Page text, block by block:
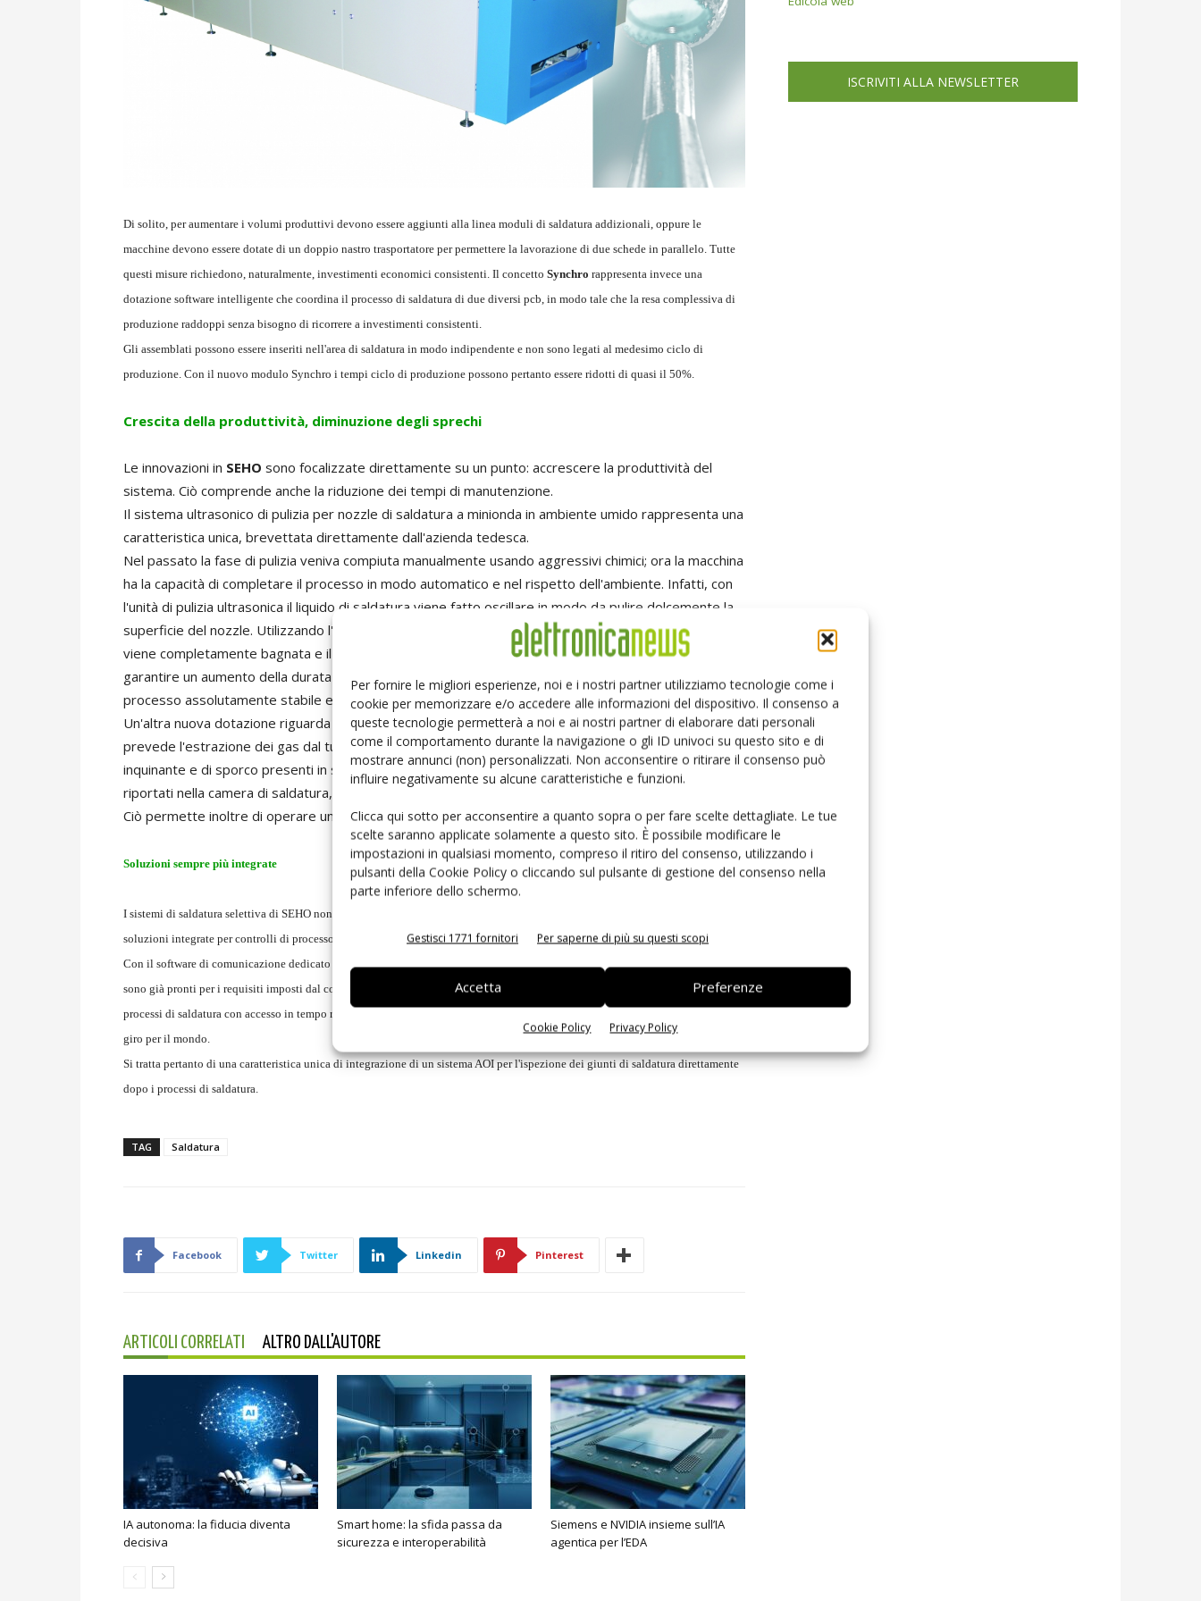
Per fornire le migliori esperienze, noi e i nostri partner utilizziamo tecnologie come i
cookie per memorizzare e/o accedere alle informazioni del dispositivo. Il consenso a
queste tecnologie permetterà a noi e ai nostri partner di elaborare dati personali
come il comportamento durante la navigazione o gli ID univoci su questo sito e di
mostrare annunci (non) personalizzati. Non acconsentire o ritirare il consenso può
influire negativamente su alcune caratteristiche e funzioni.
Clicca qui sotto per acconsentire a quanto sopra o per fare scelte dettagliate. Le tue
scelte saranno applicate solamente a questo sito. È possibile modificare le
impostazioni in qualsiasi momento, compreso il ritiro del consenso, utilizzando i
pulsanti della Cookie Policy o cliccando sul pulsante di gestione del consenso nella
parte inferiore dello schermo.
Gestisci 1771 fornitori Per saperne di più su questi scopi
Accetta Preferenze
Cookie Policy Privacy Policy
Di solito, per aumentare i volumi produttivi devono essere aggiunti alla linea moduli di saldatura addizionali, oppure le
macchine devono essere dotate di un doppio nastro trasportatore per permettere la lavorazione di due schede in parallelo. Tutte
questi misure richiedono, naturalmente, investimenti economici consistenti. Il concetto Synchro rappresenta invece una
dotazione software intelligente che coordina il processo di saldatura di due diversi pcb, in modo tale che la resa complessiva di
produzione raddoppi senza bisogno di ricorrere a investimenti consistenti.
Gli assemblati possono essere inseriti nell'area di saldatura in modo indipendente e non sono legati al medesimo ciclo di
produzione. Con il nuovo modulo Synchro i tempi ciclo di produzione possono pertanto essere ridotti di quasi il 50%.
Crescita della produttività, diminuzione degli sprechi
Le innovazioni in SEHO sono focalizzate direttamente su un punto: accrescere la produttività del
sistema. Ciò comprende anche la riduzione dei tempi di manutenzione.
Il sistema ultrasonico di pulizia per nozzle di saldatura a minionda in ambiente umido rappresenta una
caratteristica unica, brevettata direttamente dall'azienda tedesca.
Nel passato la fase di pulizia veniva compiuta manualmente usando aggressivi chimici; ora la macchina
ha la capacità di completare il processo in modo automatico e nel rispetto dell'ambiente. Infatti, con
l'unità di pulizia ultrasonica il liquido di saldatura viene fatto oscillare in modo da pulire dolcemente la
superficie del nozzle. Utilizzando l'atmosfera inerte presente nella macchina, la superficie del nozzle
viene completamente bagnata e il nozzle di saldatura viene riportato al suo stato originario. Oltre a
garantire un aumento della durata del nozzle di saldatura, tale caratteristica permette di ottenere un
processo assolutamente stabile e un significativo risparmio di tempo in termini di manutenzione.
Un'altra nuova dotazione riguarda la pulizia dei gas di lavorazione. Si tratta di un processo che
prevede l'estrazione dei gas dal tunnel di saldatura operando una condensazione delle particelle di
inquinante e di sporco presenti in sospensione. I gas, una volta liberati dalle impurità, vengono
riportati nella camera di saldatura, senza perdere con ciò alcuna quantità di azoto.
Ciò permette inoltre di operare un raffreddamento più rapido degli assemblati.
Soluzioni sempre più integrate
I sistemi di saldatura selettiva di SEHO non solo presentano un'alta flessibilità e un'estrema precisione, fornendo nel contempo
soluzioni integrate per controlli di processo.
Con il software di comunicazione dedicato mcServer, i processi di saldatura selettiva possono essere tracciati completamente e
sono già pronti per i requisiti imposti dal concetto di Industria 4.0. Questa caratteristica software permette un controllo totale dei
processi di saldatura con accesso in tempo reale a tutte le macchine connesse che siano installate presso differenti stabilimenti in
giro per il mondo.
Si tratta pertanto di una caratteristica unica di integrazione di un sistema AOI per l'ispezione dei giunti di saldatura direttamente
dopo i processi di saldatura.
TAG Saldatura
Facebook Twitter Linkedin Pinterest
ARTICOLI CORRELATI ALTRO DALL'AUTORE
IA autonoma: la fiducia diventa
decisiva
Smart home: la sfida passa da
sicurezza e interoperabilità
Siemens e NVIDIA insieme sull’IA
agentica per l’EDA
ISCRIVITI ALLA NEWSLETTER